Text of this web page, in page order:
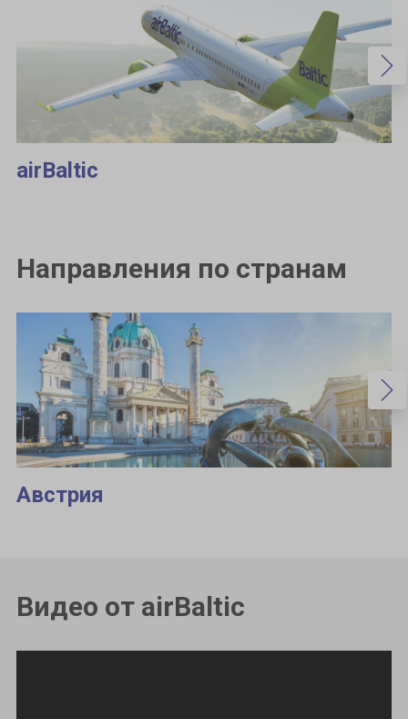
airBaltic
Направления по странам
Австрия
Видео от airBaltic